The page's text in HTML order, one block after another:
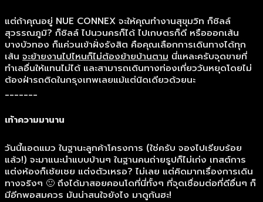
แต่ถ้าคุณอยู่ NUE CONNEX จะให้คุณทำงานสุขุมวิท ก็ชิลล์
สุวรรณภูมิ? ก็ชิลล์ ไปนวนครก็ได้ ไปเกษตรก็ดี หรือออกเส้น
บางบัวทอง ก็แค่วนเข้าฝั่งรังสิต คือคุณเลือกการเดินทางได้ทุก
เส้น จะย้ายงานไปไหนก็ไม่ต้องย้ายบ้านตาม นี่แหละครับจุดขายที่
ทำเลอื่นให้แทนไม่ได้ และสามารถเดินทางท่องเที่ยววันหยุดโดยไม่
ต้องฝ่ารถติดในกรุงเทพเลยแม้แต่นิดเดียวด้วยนะ
_______
เท้าความมานาน
วันนี้แอดแมว ในฐานะลูกค้าโครงการ (ใช่ครับ จองไปเรียบร้อย
แล้ว!) จะมาแนะนำแบบบ้านๆ ในฐานคนถ่ายรูปก็ไม่เก่ง เทสต์การ
แต่งห้องก็เช้ยเชย แต่งตัวเหรอ? ไม่เลย แต่คิดมากเรื่องการเดิน
ทางจริงๆ 🙂 ถึงได้มาสอยคอนโดที่นี่ทั้งๆ ที่จุดเชื่อมต่อที่ดีอื่นๆ ก็
มีอีกพอสมควร มันน่าสนใจยังไง มาดูกันฮะ!